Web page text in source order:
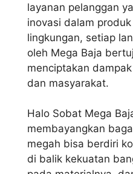
layanan pelanggan
inovasi dalam
lingkungan, setiap
oleh Mega Baja
menciptakan
dan masyarakat.
Halo Sobat Mega
membayangkan
megah bisa berdiri
di balik kekuatan